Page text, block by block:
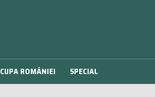
CUPA ROMÂNIEI SPECIAL